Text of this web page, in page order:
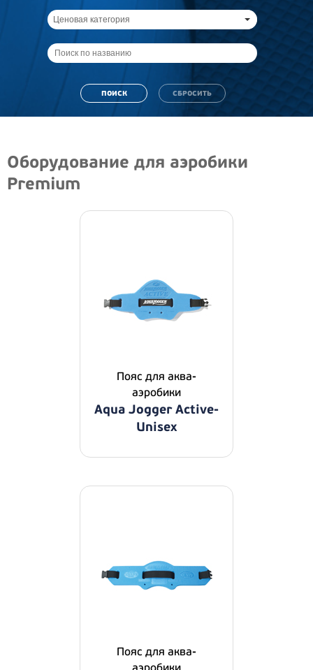
Ценовая категория
Оборудование для аэробики
Premium
Пояс для аква-
аэробики
Aqua Jogger Active-
Unisex
Пояс для аква-